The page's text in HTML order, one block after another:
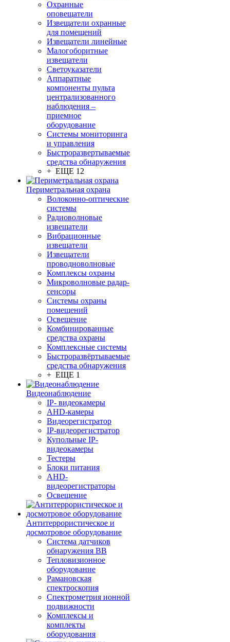
Охранные
оповещатели
Извещатели охранные
для помещений
Извещатели линейные
Малогоборитные
извещатели
Светоуказатели
Аппаратные
компоненты пульта
централизованного
наблюдения –
приемное
оборудование
Системы мониторинга
и управления
Быстроразвертываемые
средства обнаружения
+ ЕЩЕ 12
Периметральная охрана
Волоконно-оптические
системы
Радиоволновые
извещатели
Вибрационные
извещатели
Извещатели
проводноволновые
Комплексы охраны
Микроволновые радар-
сенсоры
Системы охраны
помещений
Освещение
Комбинированные
средства охраны
Комплексные системы
Быстроразвёртываемые
средства обнаружения
+ ЕЩЕ 1
Видеонаблюдение
IP- видеокамеры
AHD-камеры
Видеорегистратор
IP-видеорегистратор
Купольные IP-
видеокамеры
Тестеры
Блоки питания
AHD-
видеорегистраторы
Освещение
Антитеррористическое и
досмотровое оборудование
Cистема датчиков
обнаружения ВВ
Тепловизионное
оборудование
Рамановская
спектроскопия
Спектрометрия ионной
подвижности
Комплексы и
комплекты
оборудования